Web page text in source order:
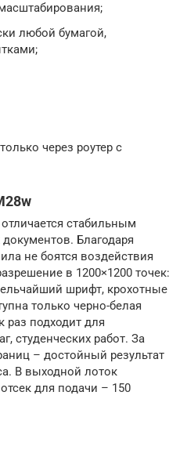
любой бумагой,
через роутер с
стабильным
Благодаря
не боятся воздействия
в 1200×1200 точек:
шрифт, крохотные
только черно-белая
раз подходит для
студенческих работ. За
– достойный результат
В выходной лоток
для подачи – 150